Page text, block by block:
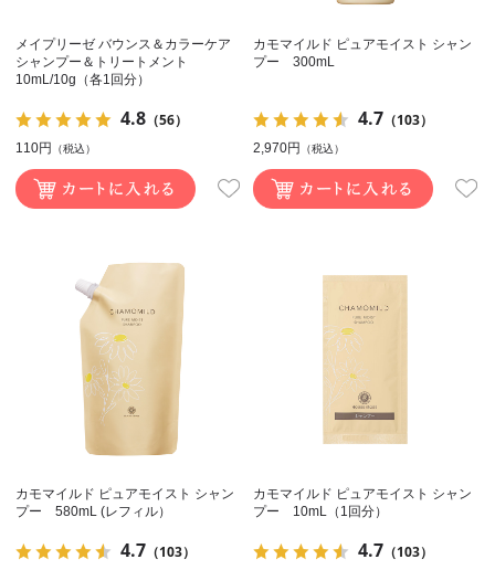
メイプリーゼ バウンス＆カラーケア
シャンプー＆トリートメント
10mL/10g（各1回分）
4.8（56）
110円 （税込）
カモマイルド ピュアモイスト シャン
プー 300mL
4.7 （103）
2,970円 （税込）
カモマイルド ピュアモイスト シャン
プー 580mL (レフィル）
4.7（103）
カモマイルド ピュアモイスト シャン
プー 10mL（1回分）
4.7 （103）